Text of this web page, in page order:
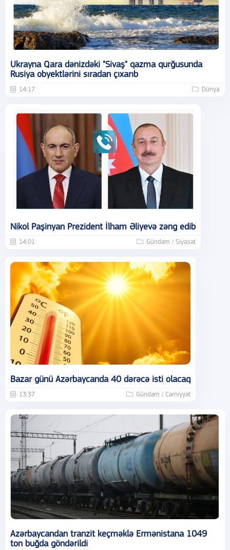
Ukrayna Qara dənizdəki "Sivaş" qazma qurğusunda
Rusiya obyektlərini sıradan çıxarıb
14:17 Dünya
Nikol Paşinyan Prezident İlham Əliyevə zəng edib
14:01 Gündəm / Siyasət
Bazar günü Azərbaycanda 40 dərəcə isti olacaq
13:37 Gündəm / Cəmiyyət
Azərbaycandan tranzit keçməklə Ermənistana 1049
ton buğda göndərildi